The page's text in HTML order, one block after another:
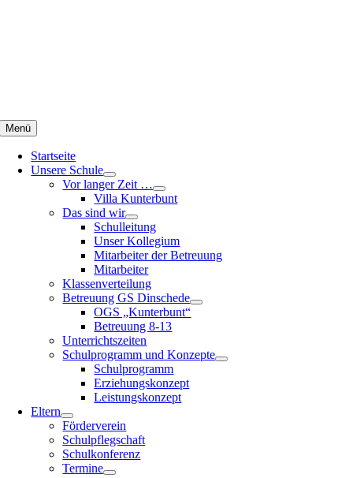
Menü
Startseite
Unsere Schule
Vor langer Zeit …
Villa Kunterbunt
Das sind wir
Schulleitung
Unser Kollegium
Mitarbeiter der Betreuung
Mitarbeiter
Klassenverteilung
Betreuung GS Dinschede
OGS „Kunterbunt“
Betreuung 8-13
Unterrichtszeiten
Schulprogramm und Konzepte
Schulprogramm
Erziehungskonzept
Leistungskonzept
Eltern
Förderverein
Schulpflegschaft
Schulkonferenz
Termine